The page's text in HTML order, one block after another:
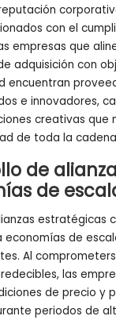
con el
empresas que
adquisición con
encuentran
e innovadores,
creativas que
de toda la
de
de
estratégicas
economías de
Al
las
de precio y
periodos de